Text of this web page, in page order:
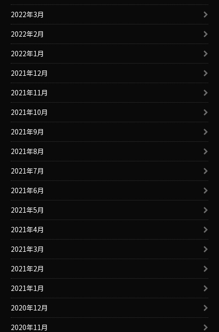
2022年3月
2022年2月
2022年1月
2021年12月
2021年11月
2021年10月
2021年9月
2021年8月
2021年7月
2021年6月
2021年5月
2021年4月
2021年3月
2021年2月
2021年1月
2020年12月
2020年11月